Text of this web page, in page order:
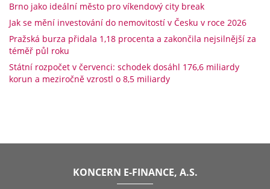
Brno jako ideální město pro víkendový city break
Jak se mění investování do nemovitostí v Česku v roce 2026
Pražská burza přidala 1,18 procenta a zakončila nejsilnější za
téměř půl roku
Státní rozpočet v červenci: schodek dosáhl 176,6 miliardy
korun a meziročně vzrostl o 8,5 miliardy
KONCERN E-FINANCE, A.S.